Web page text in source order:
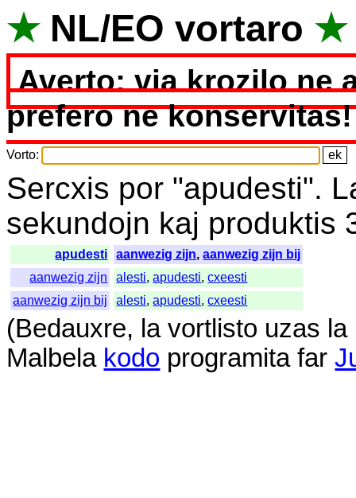
★ NL/EO vortaro ★
Averto: via krozilo ne
prefero ne konservitas!
Vorto:
Sercxis por "apudesti".
sekundojn kaj produktis
apudesti aanwezig zijn,aanwezig zijn bij
aanwezig zijn
alesti,apudesti,cxeesti
aanwezig zijn bij
alesti,apudesti,cxeesti
(Bedauxre, la vortlisto uzas la
Malbela kodo programita far